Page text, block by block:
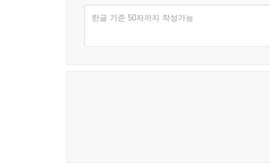
한글 기준 50자까지 작성가능